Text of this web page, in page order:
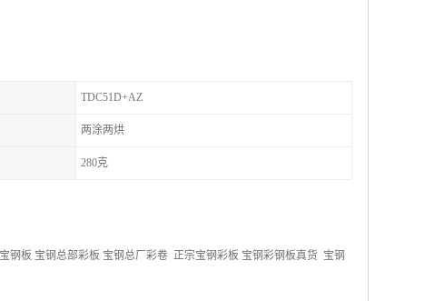
TDC51D+AZ
两涂两烘
280克
板 宝钢总部彩板 宝钢总厂彩卷 正宗宝钢彩板 宝钢彩钢板真货 宝钢